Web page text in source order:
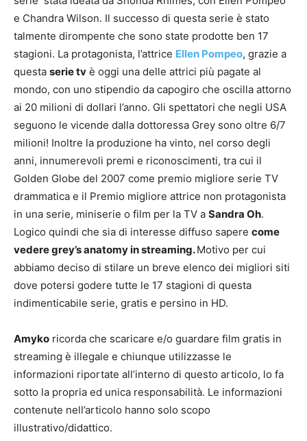
e Chandra Wilson. Il successo di questa serie è stato
talmente dirompente che sono state prodotte ben 17
stagioni. La protagonista, l’attrice Ellen Pompeo, grazie a
questa serie tv è oggi una delle attrici più pagate al
mondo, con uno stipendio da capogiro che oscilla attorno
ai 20 milioni di dollari l’anno. Gli spettatori che negli USA
seguono le vicende dalla dottoressa Grey sono oltre 6/7
milioni! Inoltre la produzione ha vinto, nel corso degli
anni, innumerevoli premi e riconoscimenti, tra cui il
Golden Globe del 2007 come premio migliore serie TV
drammatica e il Premio migliore attrice non protagonista
in una serie, miniserie o film per la TV a Sandra Oh.
Logico quindi che sia di interesse diffuso sapere come
vedere grey’s anatomy in streaming.Motivo per cui
abbiamo deciso di stilare un breve elenco dei migliori siti
dove potersi godere tutte le 17 stagioni di questa
indimenticabile serie, gratis e persino in HD.
Amyko ricorda che scaricare e/o guardare film gratis in
streaming è illegale e chiunque utilizzasse le
informazioni riportate all’interno di questo articolo, lo fa
sotto la propria ed unica responsabilità. Le informazioni
contenute nell’articolo hanno solo scopo
illustrativo/didattico.